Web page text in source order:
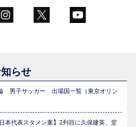
らせ
男子サッカー 出場国一覧（東京オリン
日本代表スタメン案】2列目に久保建英、堂